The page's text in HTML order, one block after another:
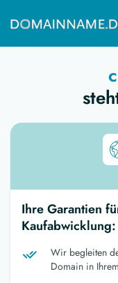
Ihre Garantien
Kaufabwicklung:
Wir begleiten
Domain in